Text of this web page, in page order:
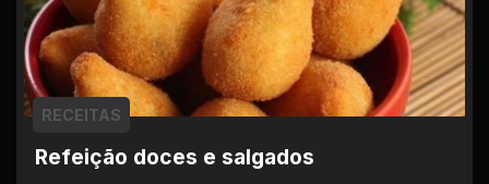
Refeição doces e salgados
RECEITAS